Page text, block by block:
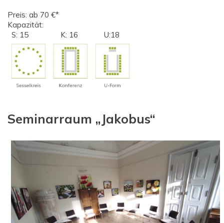
Preis: ab 70 €*
Kapazität:
S: 15 K: 16 U:18
Seminarraum „Jakobus“